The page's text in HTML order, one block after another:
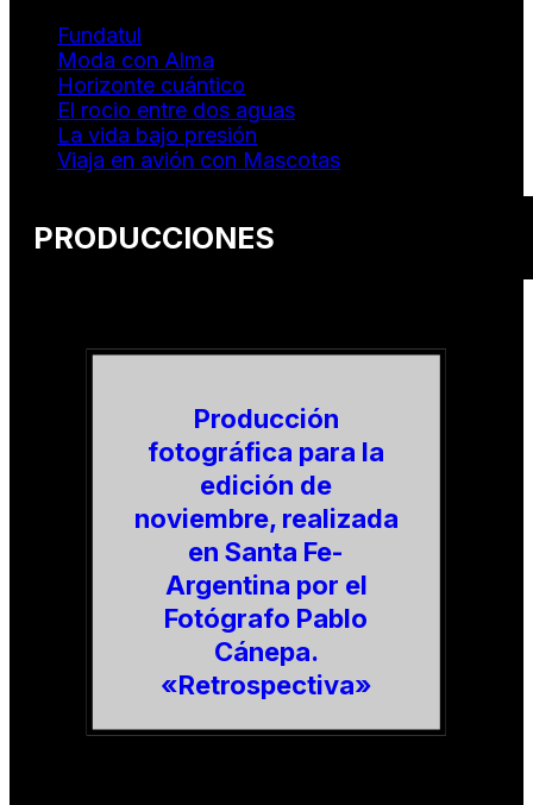
Fundatul
Moda con Alma
Horizonte cuántico
El rocio entre dos aguas
La vida bajo presión
Viaja en avión con Mascotas
PRODUCCIONES
Producción
fotográfica para la
edición de
noviembre, realizada
en Santa Fe-
Argentina por el
Fotógrafo Pablo
Cánepa.
«Retrospectiva»